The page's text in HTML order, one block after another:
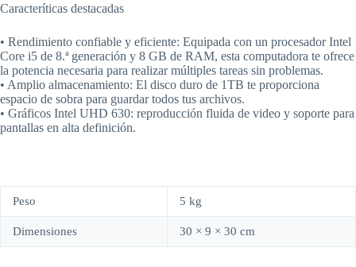
Caracteríticas destacadas
• Rendimiento confiable y eficiente: Equipada con un procesador Intel
Core i5 de 8.ª generación y 8 GB de RAM, esta computadora te ofrece
la potencia necesaria para realizar múltiples tareas sin problemas.
• Amplio almacenamiento: El disco duro de 1TB te proporciona
espacio de sobra para guardar todos tus archivos.
• Gráficos Intel UHD 630: reproducción fluida de video y soporte para
pantallas en alta definición.
Peso 5 kg
Dimensiones 30 × 9 × 30 cm